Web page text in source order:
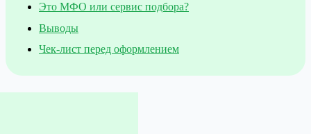
Это МФО или сервис подбора?
Выводы
Чек-лист перед оформлением